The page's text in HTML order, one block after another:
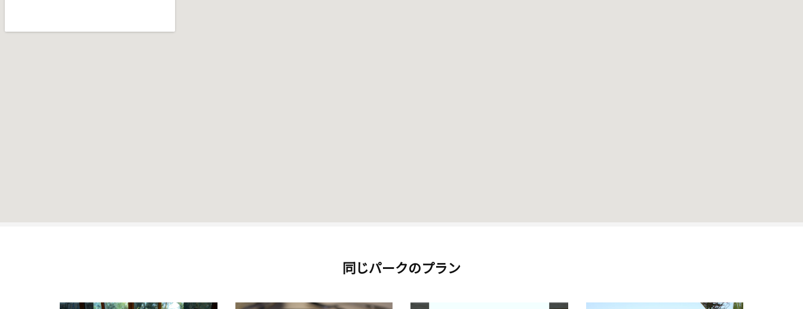
同じパークのプラン